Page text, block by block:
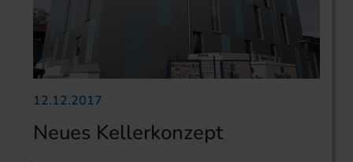
12.12.2017
Neues Kellerkonzept